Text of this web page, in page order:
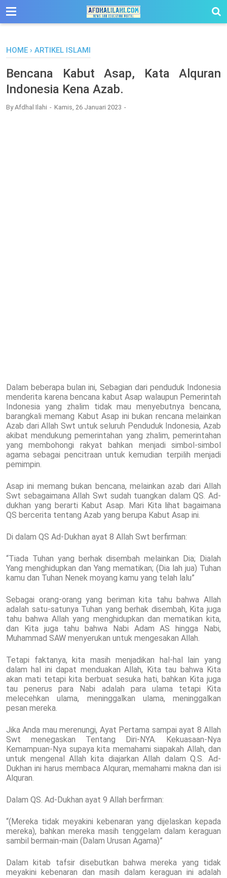
-->
HOME › ARTIKEL ISLAMI
Bencana Kabut Asap, Kata Alquran
Indonesia Kena Azab.
ByAfdhal Ilahi Kamis, 26 Januari 2023
Dalam beberapa bulan ini, Sebagian dari penduduk Indonesia
menderita karena bencana kabut Asap walaupun Pemerintah
Indonesia yang zhalim tidak mau menyebutnya bencana,
barangkali memang Kabut Asap ini bukan rencana melainkan
Azab dari Allah Swt untuk seluruh Penduduk Indonesia, Azab
akibat mendukung pemerintahan yang zhalim, pemerintahan
yang membohongi rakyat bahkan menjadi simbol-simbol
agama sebagai pencitraan untuk kemudian terpilih menjadi
pemimpin.
Asap ini memang bukan bencana, melainkan azab dari Allah
Swt sebagaimana Allah Swt sudah tuangkan dalam QS. Ad-
dukhan yang berarti Kabut Asap. Mari Kita lihat bagaimana
QS bercerita tentang Azab yang berupa Kabut Asap ini.
Di dalam QS Ad-Dukhan ayat 8 Allah Swt berfirman:
“Tiada Tuhan yang berhak disembah melainkan Dia; Dialah
Yang menghidupkan dan Yang mematikan; (Dia lah jua) Tuhan
kamu dan Tuhan Nenek moyang kamu yang telah lalu”
Sebagai orang-orang yang beriman kita tahu bahwa Allah
adalah satu-satunya Tuhan yang berhak disembah, Kita juga
tahu bahwa Allah yang menghidupkan dan mematikan kita,
dan Kita juga tahu bahwa Nabi Adam AS hingga Nabi,
Muhammad SAW menyerukan untuk mengesakan Allah.
Tetapi faktanya, kita masih menjadikan hal-hal lain yang
dalam hal ini dapat menduakan Allah, Kita tau bahwa Kita
akan mati tetapi kita berbuat sesuka hati, bahkan Kita juga
tau penerus para Nabi adalah para ulama tetapi Kita
melecehkan ulama, meninggalkan ulama, meninggalkan
pesan mereka.
Jika Anda mau merenungi, Ayat Pertama sampai ayat 8 Allah
Swt menegaskan Tentang Diri-NYA. Kekuasaan-Nya
Kemampuan-Nya supaya kita memahami siapakah Allah, dan
untuk mengenal Allah kita diajarkan Allah dalam Q.S. Ad-
Dukhan ini harus membaca Alquran, memahami makna dan isi
Alquran.
Dalam QS. Ad-Dukhan ayat 9 Allah berfirman:
“(Mereka tidak meyakini kebenaran yang dijelaskan kepada
mereka), bahkan mereka masih tenggelam dalam keraguan
sambil bermain-main (Dalam Urusan Agama)”
Dalam kitab tafsir disebutkan bahwa mereka yang tidak
meyakini kebenaran dan masih dalam keraguan ini adalah